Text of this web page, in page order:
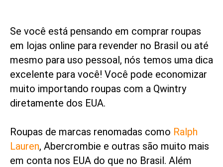
Se você está pensando em comprar roupas
em lojas online para revender no Brasil ou até
mesmo para uso pessoal, nós temos uma dica
excelente para você! Você pode economizar
muito importando roupas com a Qwintry
diretamente dos EUA.
Roupas de marcas renomadas como Ralph
Lauren, Abercrombie e outras são muito mais
em conta nos EUA do que no Brasil. Além